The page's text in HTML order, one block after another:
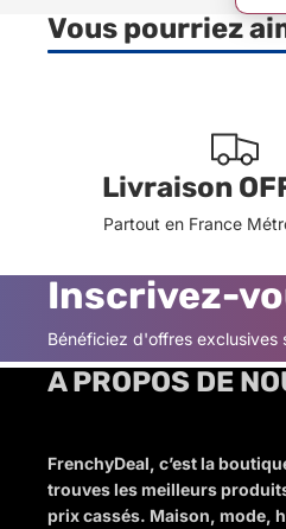
Vous pourriez
Livraison
Partout en France
Inscrivez-
Bénéficiez d'offres exclusives
A PROPOS DE
FrenchyDeal, c’est la
trouves les meilleurs
prix cassés. Maison, mode,